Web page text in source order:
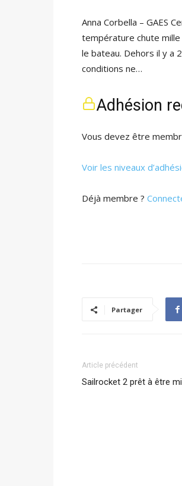
Anna Corbella – GAES
température chute
le bateau. Dehors il y a
conditions ne…
Adhésion
Vous devez être
Voir les niveaux
Déjà membre ?
Partager
Article précédent
Sailrocket 2 prêt à être